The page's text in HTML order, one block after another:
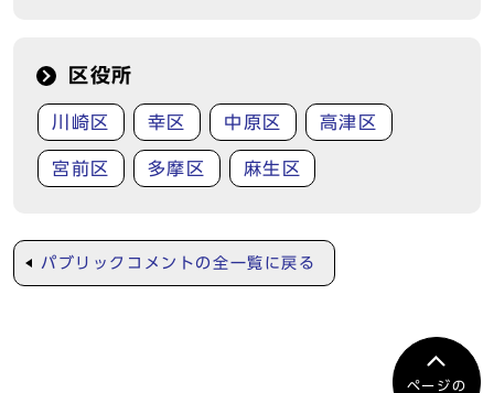
区役所
川崎区 幸区 中原区 高津区
宮前区 多摩区 麻生区
パブリックコメントの全一覧に戻る
ページの